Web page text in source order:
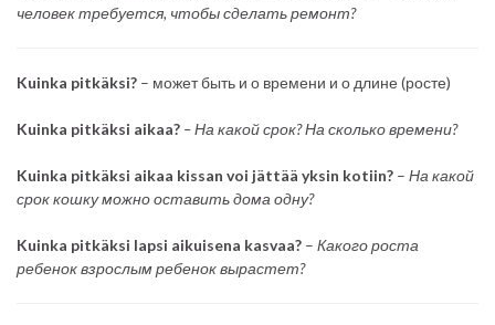
человек требуется, чтобы сделать ремонт?
Kuinka pitkäksi? – может быть и о времени и о длине (росте)
Kuinka pitkäksi aikaa? – На какой срок? На сколько времени?
Kuinka pitkäksi aikaa kissan voi jättää yksin kotiin? – На какой
срок кошку можно оставить дома одну?
Kuinka pitkäksi lapsi aikuisena kasvaa? – Какого роста
ребенок взрослым ребенок вырастет?